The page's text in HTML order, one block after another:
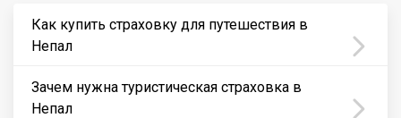
Как купить страховку для путешествия в
Непал
Зачем нужна туристическая страховка в
Непал